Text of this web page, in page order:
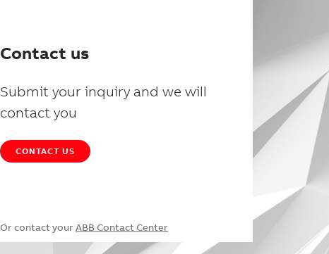
Contact us
Submit your inquiry and we will
contact you
CONTACT US
Or contact your ABB Contact Center